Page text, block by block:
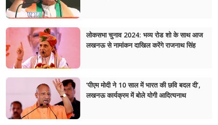
लोकसभा चुनाव 2024: भव्य रोड शो के साथ आज
लखनऊ से नामांकन दाखिल करेंगे राजनाथ सिंह
‘पीएम मोदी ने 10 साल में भारत की छवि बदल दी’,
लखनऊ कार्यक्रम में बोले योगी आदित्यनाथ